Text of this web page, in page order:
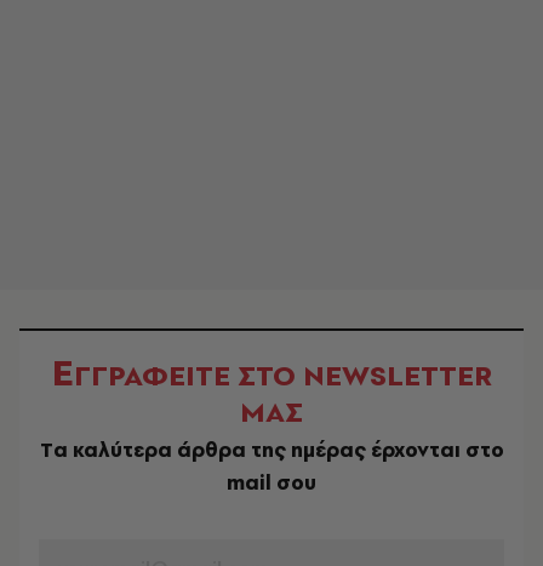
ΕΓΓΡΑΦΕΙΤΕ ΣΤΟ NEWSLETTER
ΜΑΣ
Tα καλύτερα άρθρα της ημέρας έρχονται στο
mail σου